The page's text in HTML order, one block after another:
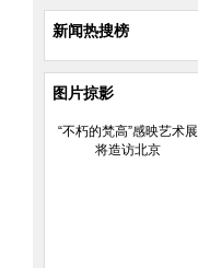
新闻热搜榜
图片掠影
“不朽的梵高”感映艺术展
将造访北京